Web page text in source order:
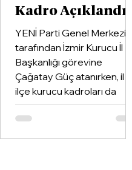
Kadro Açıklandı
YENİ Parti Genel Merkezi
tarafından İzmir Kurucu İl
Başkanlığı görevine
Çağatay Güç atanırken, il ve
ilçe kurucu kadroları da
netleşti.